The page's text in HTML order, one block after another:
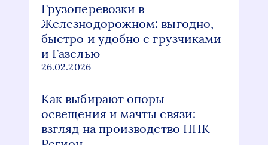
Грузоперевозки в
Железнодорожном: выгодно,
быстро и удобно с грузчиками
и Газелью
26.02.2026
Как выбирают опоры
освещения и мачты связи:
взгляд на производство ПНК-